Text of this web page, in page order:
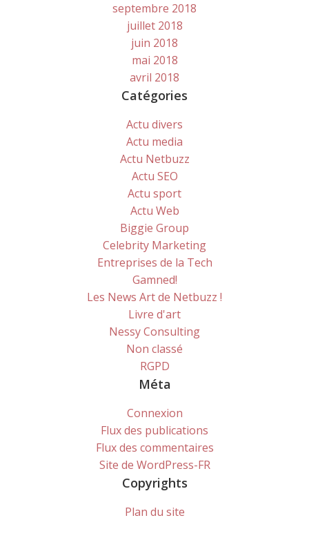
septembre 2018
juillet 2018
juin 2018
mai 2018
avril 2018
Catégories
Actu divers
Actu media
Actu Netbuzz
Actu SEO
Actu sport
Actu Web
Biggie Group
Celebrity Marketing
Entreprises de la Tech
Gamned!
Les News Art de Netbuzz !
Livre d'art
Nessy Consulting
Non classé
RGPD
Méta
Connexion
Flux des publications
Flux des commentaires
Site de WordPress-FR
Copyrights
Plan du site